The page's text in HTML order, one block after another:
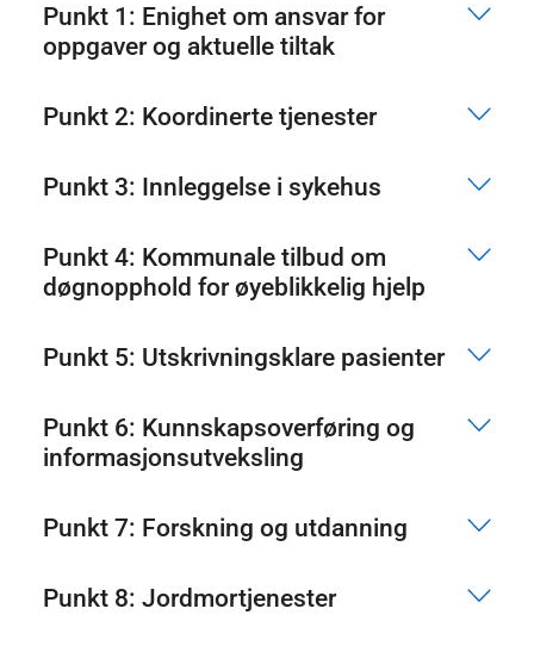
Punkt 1: Enighet om ansvar for
oppgaver og aktuelle tiltak
Punkt 2: Koordinerte tjenester
Punkt 3: Innleggelse i sykehus
Punkt 4: Kommunale tilbud om
døgnopphold for øyeblikkelig hjelp
Punkt 5: Utskrivningsklare pasienter
Punkt 6: Kunnskapsoverføring og
informasjonsutveksling
Punkt 7: Forskning og utdanning
Punkt 8: Jordmortjenester